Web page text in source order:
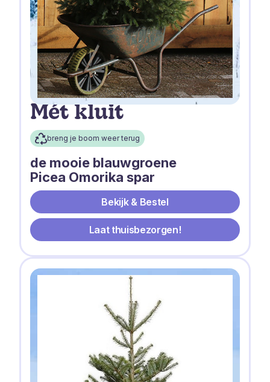
Mét kluit
breng je boom weer terug
de mooie blauwgroene
Picea Omorika spar
Bekijk & Bestel
Laat thuisbezorgen!